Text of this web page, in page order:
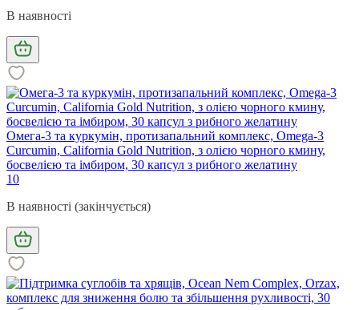
В наявності
Омега-3 та куркумін, протизапальний комплекс, Omega-3
Curcumin, California Gold Nutrition, з олією чорного кмину,
босвелією та імбиром, 30 капсул з рибного желатину
10
В наявності (закінчується)